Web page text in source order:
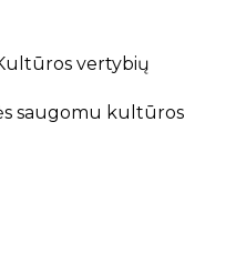
vertybių
saugomu kultūros